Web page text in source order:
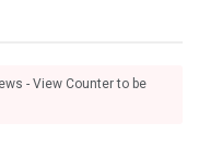
- View Counter to be